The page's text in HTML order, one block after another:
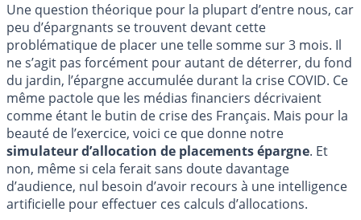
Une question théorique pour la plupart d’entre nous, car
peu d’épargnants se trouvent devant cette
problématique de placer une telle somme sur 3 mois. Il
ne s’agit pas forcément pour autant de déterrer, du fond
du jardin, l’épargne accumulée durant la crise COVID. Ce
même pactole que les médias financiers décrivaient
comme étant le butin de crise des Français. Mais pour la
beauté de l’exercice, voici ce que donne notre
simulateur d’allocation de placements épargne. Et
non, même si cela ferait sans doute davantage
d’audience, nul besoin d’avoir recours à une intelligence
artificielle pour effectuer ces calculs d’allocations.